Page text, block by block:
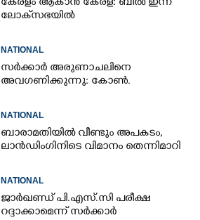
കേരളം ആകാൻ കേരള: ബിൽ ഇന്ന്
ലോക്‌സഭയിൽ
NATIONAL
സർക്കാർ അരുണാചലിനെ
അവഗണിക്കുന്നു: കോൺ.
NATIONAL
ബാരാമതിയിൽ വീണ്ടും അപകടം,​
ലാൻഡിംഗിനിടെ വിമാനം തെന്നിമാറി
NATIONAL
ജാർഖണ്ഡ് പി.എസ്.സി പരീക്ഷ
റദ്ദാക്കാമെന്ന് സർക്കാർ
Share this link
Copy Link